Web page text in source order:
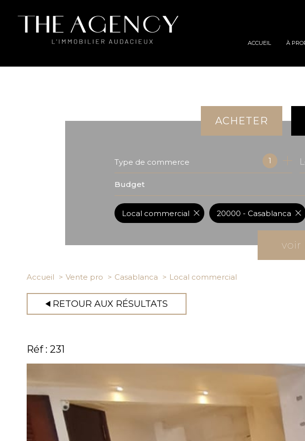
ACCUEIL À
ACHETER
du neuf
Type de commerce 1
voir
Budget
Local commercial 20000 - Casablanca
Accueil Vente pro Casablanca Local commercial
RETOUR AUX RÉSULTATS
Réf : 231